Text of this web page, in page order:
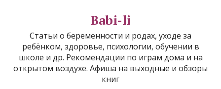
Babi-li
Статьи о беременности и родах, уходе за
ребёнком, здоровье, психологии, обучении в
школе и др. Рекомендации по играм дома и на
открытом воздухе. Афиша на выходные и обзоры
книг